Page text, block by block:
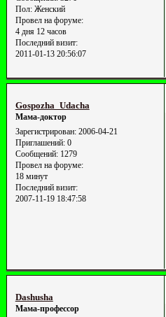
Пол:Женский
Провел на форуме:
4 дня 12 часов
Последний визит:
2011-01-13 20:56:07
Gospozha_Udacha
Мама-доктор
Зарегистрирован: 2006-04-21
Приглашений:0
Сообщений:1279
Провел на форуме:
18 минут
Последний визит:
2007-11-19 18:47:58
Dashusha
Мама-профессор